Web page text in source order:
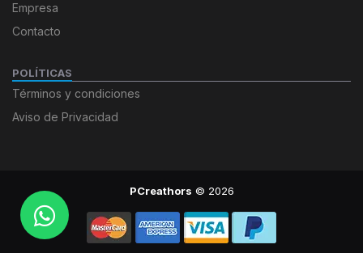
Empresa
Contacto
POLÍTICAS
Términos y condiciones
Aviso de Privacidad
PCreathors © 2026